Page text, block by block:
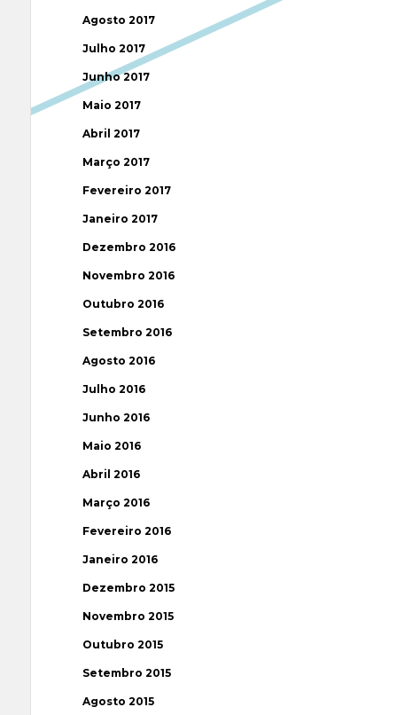
Agosto 2017
Julho 2017
Junho 2017
Maio 2017
Abril 2017
Março 2017
Fevereiro 2017
Janeiro 2017
Dezembro 2016
Novembro 2016
Outubro 2016
Setembro 2016
Agosto 2016
Julho 2016
Junho 2016
Maio 2016
Abril 2016
Março 2016
Fevereiro 2016
Janeiro 2016
Dezembro 2015
Novembro 2015
Outubro 2015
Setembro 2015
Agosto 2015